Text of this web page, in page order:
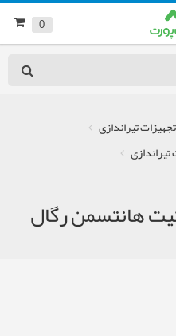
0
تجهیزات تیراندازی
هانتسمن رگال